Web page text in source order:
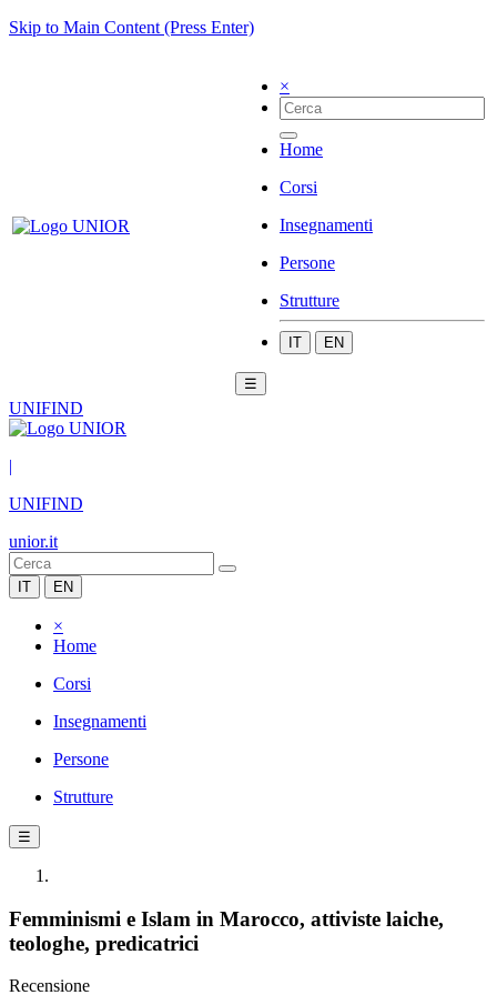
Skip to Main Content (Press Enter)
×
Home
Corsi
Insegnamenti
Persone
Strutture
IT EN
☰
UNIFIND
|
UNIFIND
unior.it
IT EN
×
Home
Corsi
Insegnamenti
Persone
Strutture
☰
Femminismi e Islam in Marocco, attiviste laiche,
teologhe, predicatrici
Recensione